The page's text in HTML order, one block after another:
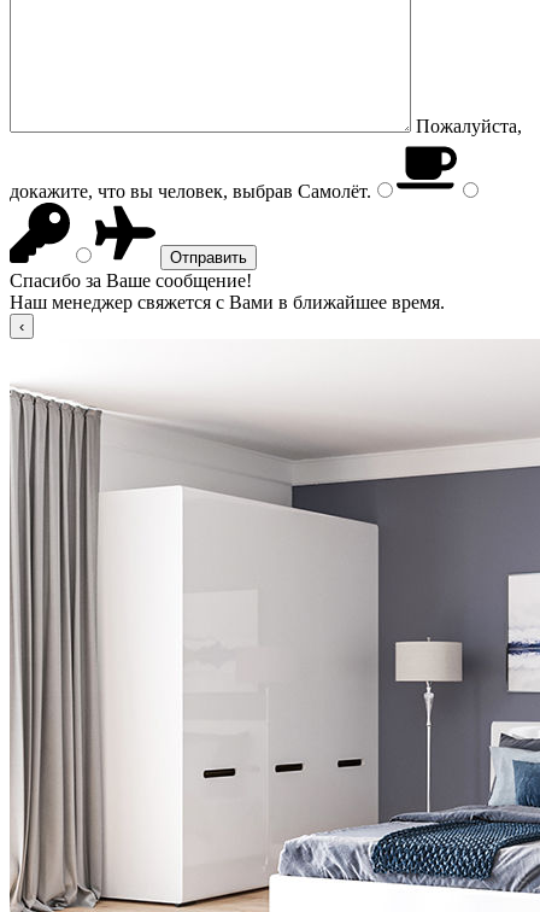
Пожалуйста,
докажите, что вы человек, выбрав Самолёт.
Спасибо за Ваше сообщение!
Наш менеджер свяжется с Вами в ближайшее время.